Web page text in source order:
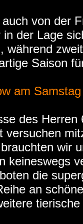
von der
der Lage
während
Saison
am
des
versuchen
wir
keineswegs
die
an